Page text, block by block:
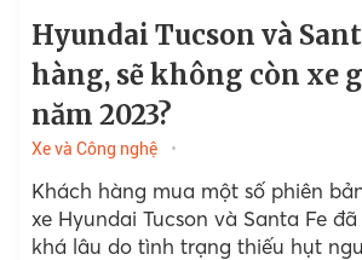
Hyundai Tucson và
hàng, sẽ không còn xe
năm 2023?
Xe và Công nghệ
Khách hàng mua một số phiên
xe Hyundai Tucson và Santa Fe
khá lâu do tình trạng thiếu hụt